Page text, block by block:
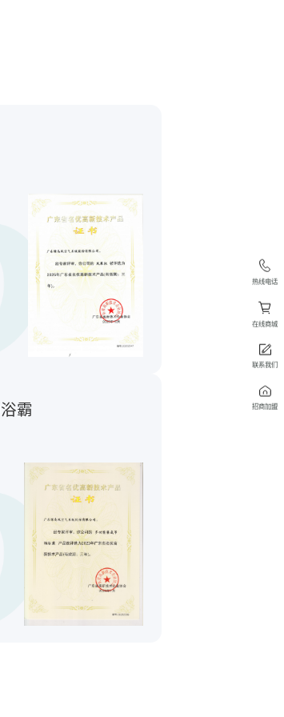
霸
热线电话
在线商城
联系我们
招商加盟